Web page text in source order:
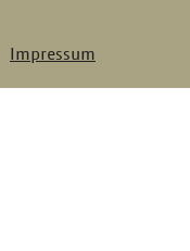
Impressum